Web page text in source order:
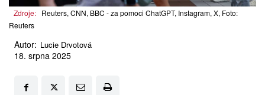
Zdroje: Reuters, CNN, BBC - za pomoci ChatGPT, Instagram, X, Foto:
Reuters
Autor: Lucie Drvotová
18. srpna 2025